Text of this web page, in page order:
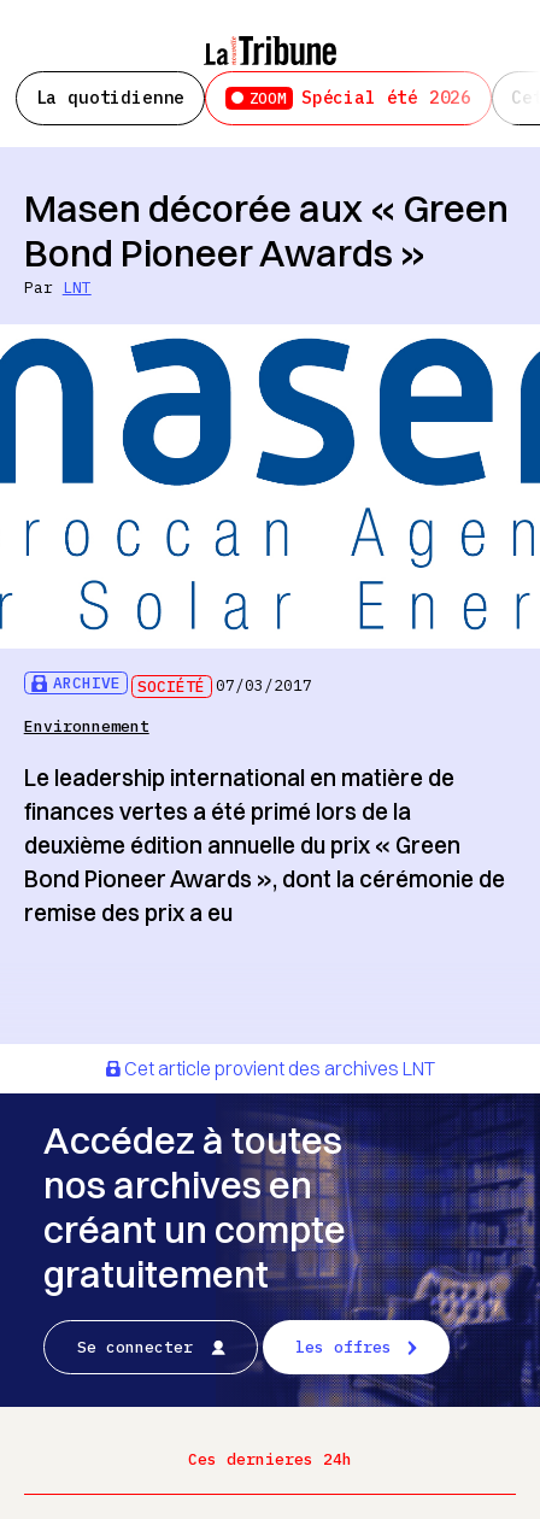
La quotidienne ZOOM Spécial été 2026
ARCHIVE SOCIÉTÉ 07/03/2017
Environnement
Masen décorée aux « Green
Bond Pioneer Awards »
Par LNT
Le leadership international en matière de
finances vertes a été primé lors de la
deuxième édition annuelle du prix « Green
Bond Pioneer Awards », dont la cérémonie de
remise des prix a eu
Cet article provient des archives LNT
Accédez à toutes
nos archives en
créant un compte
gratuitement
Se connecter les offres
Ces dernieres 24h